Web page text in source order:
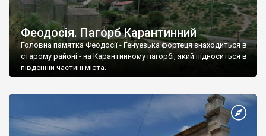
Феодосія. Пагорб Карантинний
Головна памятка Феодосії - Генуезька фортеця знаходиться в
старому районі - на Карантинному пагорбі, який підноситься в
південній частині міста.